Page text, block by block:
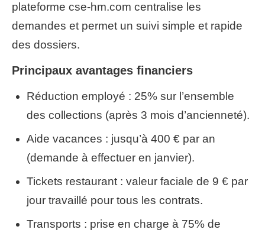
plateforme cse-hm.com centralise les
demandes et permet un suivi simple et rapide
des dossiers.
Principaux avantages financiers
Réduction employé : 25% sur l’ensemble
des collections (après 3 mois d’ancienneté).
Aide vacances : jusqu’à 400 € par an
(demande à effectuer en janvier).
Tickets restaurant : valeur faciale de 9 € par
jour travaillé pour tous les contrats.
Transports : prise en charge à 75% de